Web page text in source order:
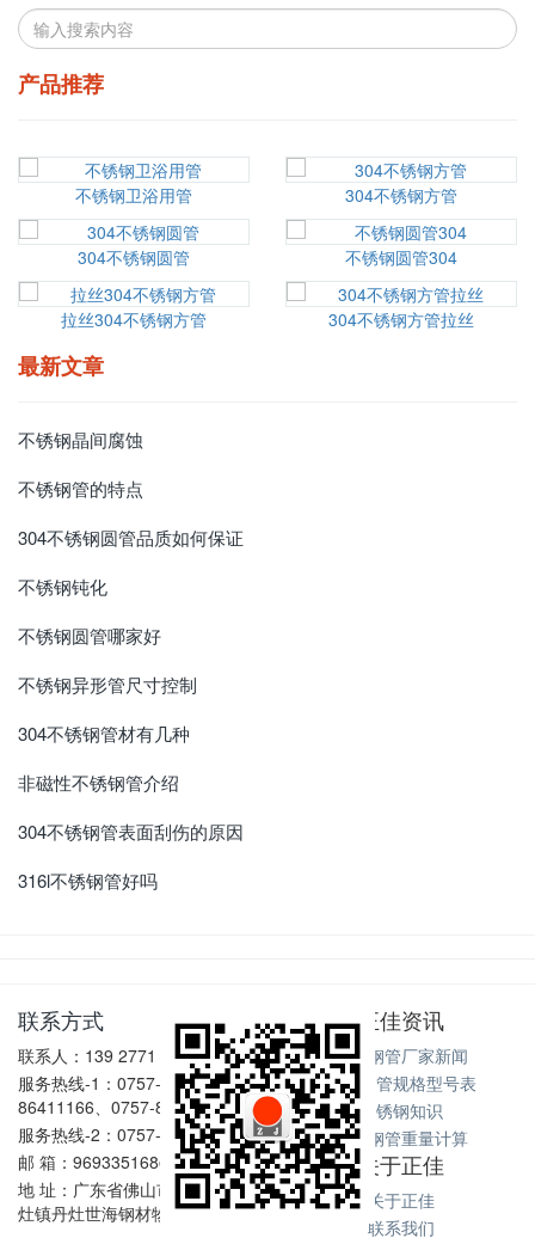
产品推荐
不锈钢卫浴用管 304不锈钢方管
304不锈钢圆管 不锈钢圆管304
拉丝304不锈钢方管 304不锈钢方管拉丝
最新文章
不锈钢晶间腐蚀
不锈钢管的特点
304不锈钢圆管品质如何保证
不锈钢钝化
不锈钢圆管哪家好
不锈钢异形管尺寸控制
304不锈钢管材有几种
非磁性不锈钢管介绍
304不锈钢管表面刮伤的原因
316l不锈钢管好吗
联系方式
联系人：139 2771 6167
服务热线-1：0757-
86411166、0757-86411128
服务热线-2：0757-86602198
邮 箱：969335168@qq.com
地 址：广东省佛山市南海区丹
灶镇丹灶世海钢材物流中心
正佳资讯
不锈钢管厂家新闻
不锈钢管规格型号表
不锈钢知识
不锈钢管重量计算
关于正佳
关于正佳
联系我们